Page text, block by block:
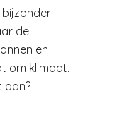
bijzonder
de
en
om klimaat.
aan?